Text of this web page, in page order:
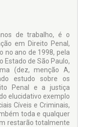
de trabalho, é o
em Direito Penal,
no ano de 1998, pela
Estado de São Paulo,
(dez, menção A,
estudo sobre os
Penal e a justiça
elucidativo exemplo
Cíveis e Criminais,
toda e qualquer
restarão totalmente